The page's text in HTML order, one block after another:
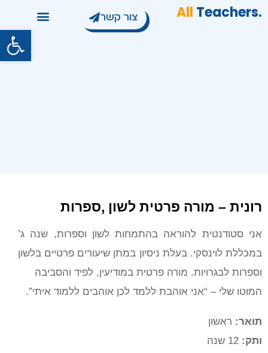
פתח
.
All Teachers צור קשר
רונית – מורה פרטית לשון ,ספרות
אני סטודנטית להוראה בהתמחות לשון וספרות, שנה ג’
במכללת לוינסקי. בעלת ניסיון במתן שיעורים פרטיים בלשון
וספרות לבגרויות. מורה פרטית במודיעין, לפיד והסביבה
המוטו שלי – “אני אוהבת ללמד לכן אוהבים ללמוד איתי”.
תואר: ראשון
ותק: